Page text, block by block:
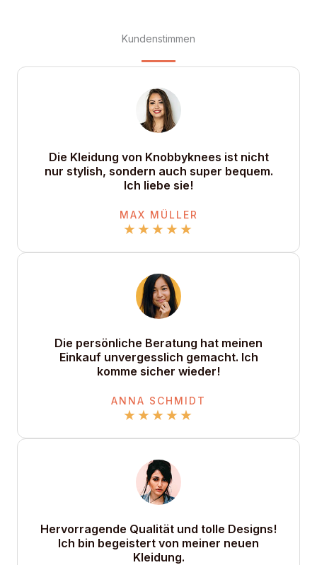
Kundenstimmen
Die Kleidung von Knobbyknees ist nicht
nur stylish, sondern auch super bequem.
Ich liebe sie!
MAX MÜLLER
★★★★★
Die persönliche Beratung hat meinen
Einkauf unvergesslich gemacht. Ich
komme sicher wieder!
ANNA SCHMIDT
★★★★★
Hervorragende Qualität und tolle Designs!
Ich bin begeistert von meiner neuen
Kleidung.